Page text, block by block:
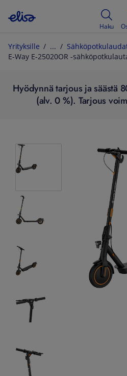
Haku
Yrityksille
E-Way E-25020OR -
Hyödynnä tarjous ja säästä
(alv. 0 %). Tarjous